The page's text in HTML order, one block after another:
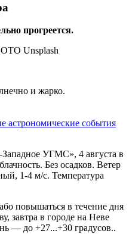
прогреется.
и жарко.
астрономические события
УГМС», 4 августа в
Без осадков. Ветер
1-4 м/с. Температура
повышаться в течение дня
завтра в городе на Неве
— до +27...+30 градусов..